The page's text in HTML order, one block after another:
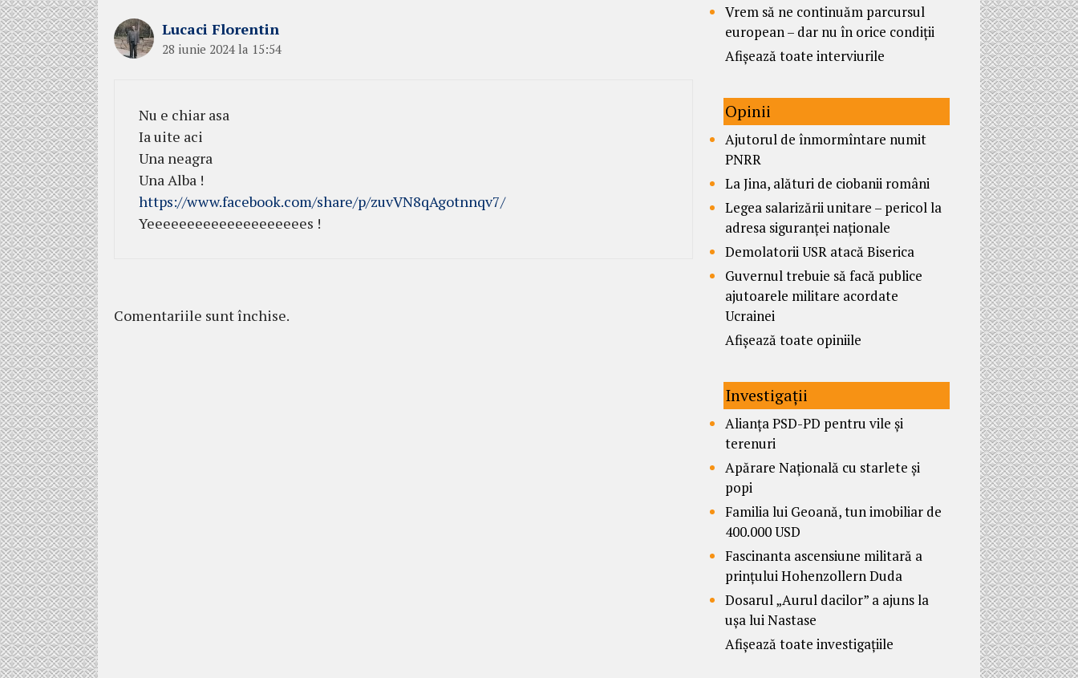
Lucaci Florentin
28 iunie 2024 la 15:54
Nu e chiar asa
Ia uite aci
Una neagra
Una Alba !
https://www.facebook.com/share/p/zuvVN8qAgotnnqv7/
Yeeeeeeeeeeeeeeeeeeees !
Comentariile sunt închise.
Vrem să ne continuăm parcursul
european – dar nu în orice condiții
Afișează toate interviurile
Opinii
Ajutorul de înmormîntare numit
PNRR
La Jina, alături de ciobanii români
Legea salarizării unitare – pericol la
adresa siguranței naționale
Demolatorii USR atacă Biserica
Guvernul trebuie să facă publice
ajutoarele militare acordate
Ucrainei
Afișează toate opiniile
Investigații
Alianța PSD-PD pentru vile și
terenuri
Apărare Națională cu starlete și
popi
Familia lui Geoană, tun imobiliar de
400.000 USD
Fascinanta ascensiune militară a
prințului Hohenzollern Duda
Dosarul „Aurul dacilor” a ajuns la
ușa lui Nastase
Afișează toate investigațiile